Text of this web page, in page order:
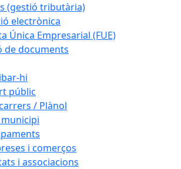
(gestió tributària)
electrònica
Única Empresarial (FUE)
de documents
hi
públic
/ Plànol
i comerços
i associacions